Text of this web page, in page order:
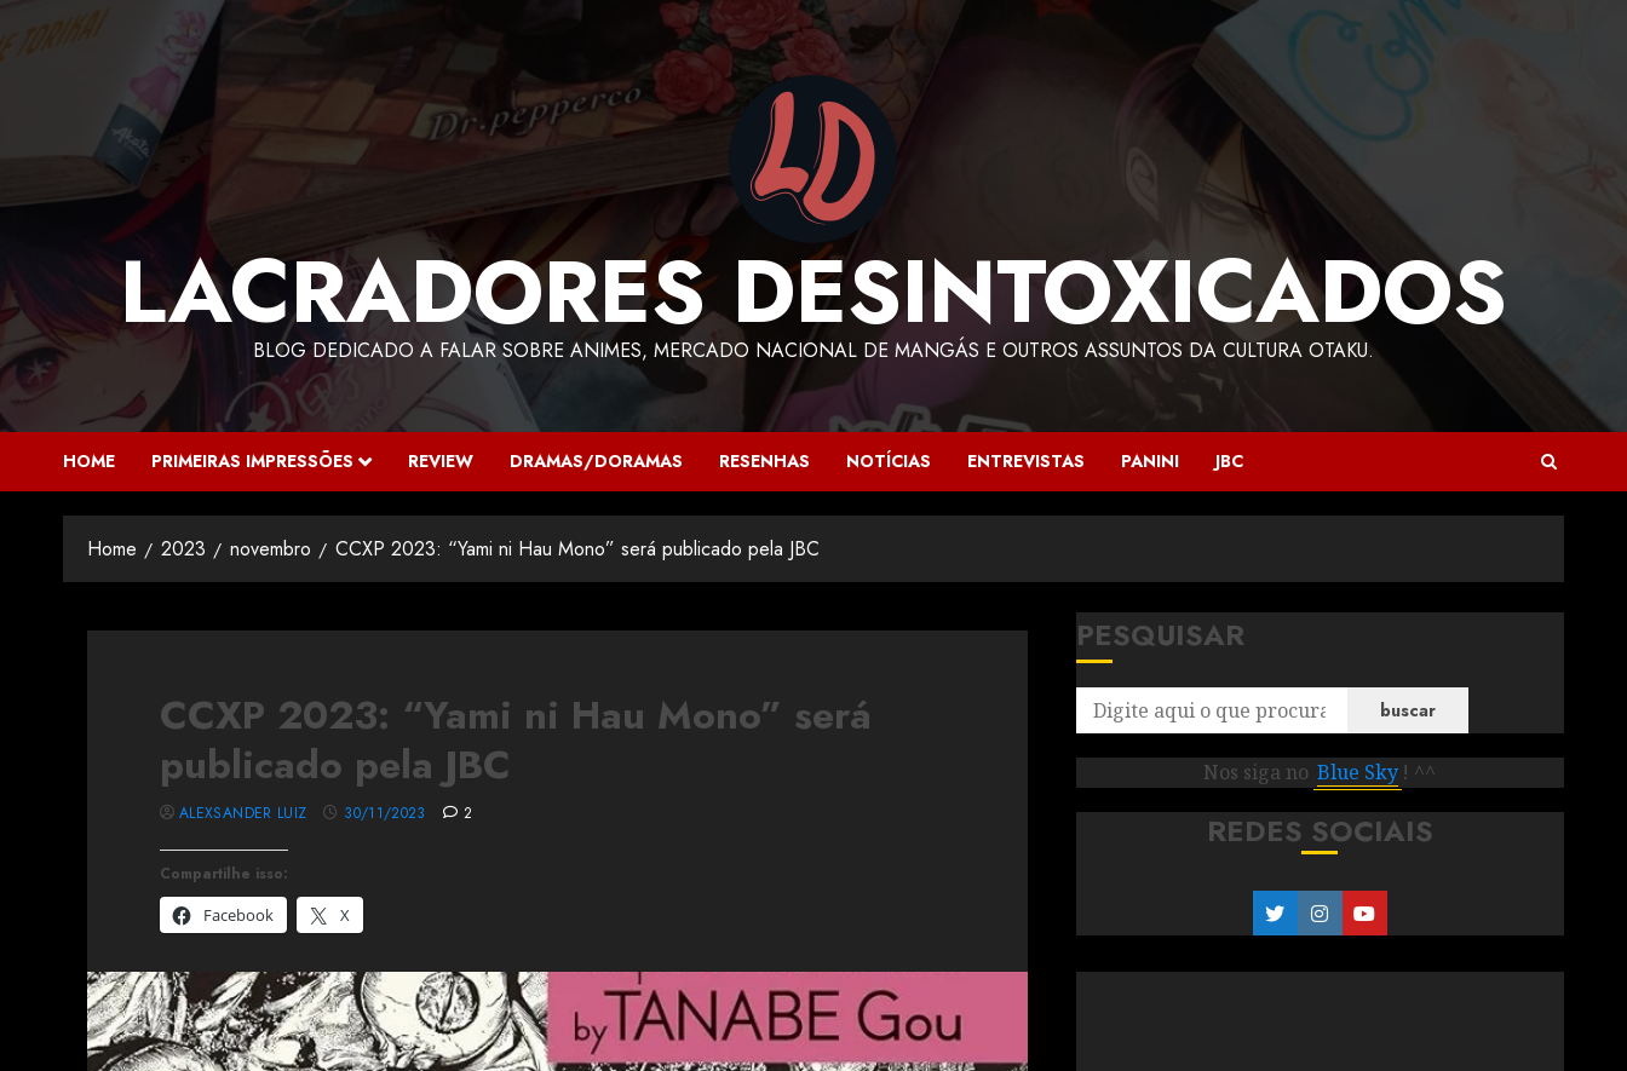
LACRADORES DESINTOXICADOS
BLOG DEDICADO A FALAR SOBRE ANIMES, MERCADO NACIONAL DE MANGÁS E OUTROS ASSUNTOS DA CULTURA OTAKU.
HOME PRIMEIRAS IMPRESSÕES REVIEW DRAMAS/DORAMAS RESENHAS NOTÍCIAS ENTREVISTAS PANINI JBC
Home 2023 novembro CCXP 2023: “Yami ni Hau Mono” será publicado pela JBC
CCXP 2023: “Yami ni Hau Mono” será
publicado pela JBC
Compartilhe isso:
Facebook
X
ALEXSANDER LUIZ 30/11/2023 2
PESQUISAR
buscar
Nos siga no Blue Sky ! ^^
REDES SOCIAIS